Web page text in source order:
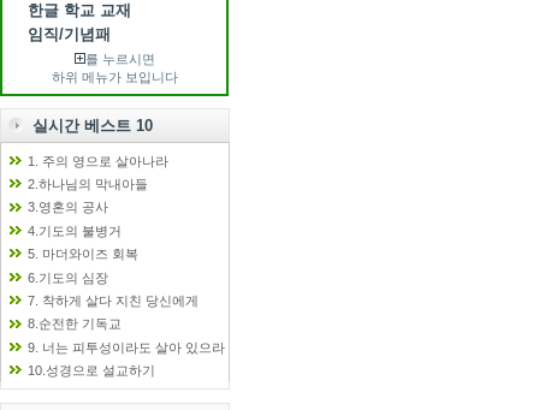
한글 학교 교재
임직/기념패
를 누르시면
하위 메뉴가 보입니다
실시간 베스트 10
1. 주의 영으로 살아나라
2.하나님의 막내아들
3.영혼의 공사
4.기도의 불병거
5. 마더와이즈 회복
6.기도의 심장
7. 착하게 살다 지친 당신에게
8.순전한 기독교
9. 너는 피투성이라도 살아 있으라
10.성경으로 설교하기